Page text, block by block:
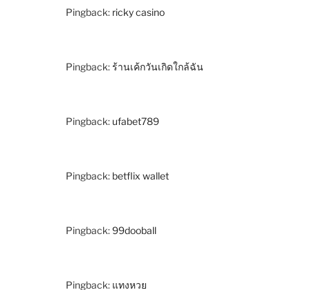
Pingback: ricky casino
Pingback:ร้านเค้กวันเกิดใกล้ฉัน
Pingback: ufabet789
Pingback: betflix wallet
Pingback:99dooball
Pingback: แทงหวย